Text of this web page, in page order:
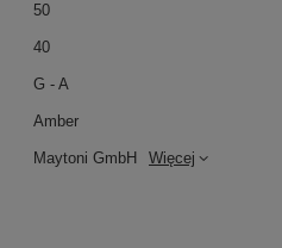
Maytoni GmbH Więcej
50
40
G - A
Amber